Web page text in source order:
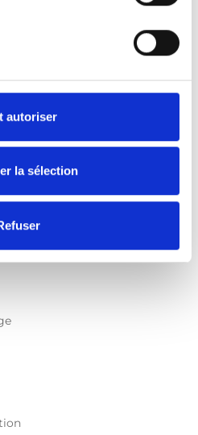
autoriser
la sélection
fauteuils roulant